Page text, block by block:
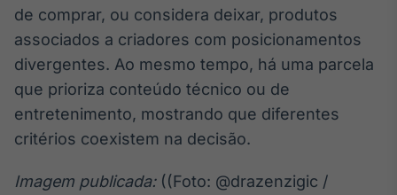
de comprar, ou considera deixar, produtos
associados a criadores com posicionamentos
divergentes. Ao mesmo tempo, há uma parcela
que prioriza conteúdo técnico ou de
entretenimento, mostrando que diferentes
critérios coexistem na decisão.
Imagem publicada:((Foto: @drazenzigic /